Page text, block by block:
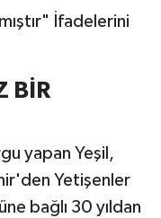
İfadelerini
BİR
yapan Yeşil,
Yetişenler
bağlı 30 yıldan